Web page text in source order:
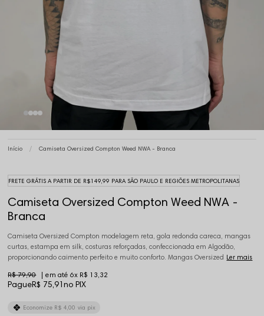
Início Camiseta Oversized Compton Weed NWA - Branca
FRETE GRÁTIS A PARTIR DE R$149,99 PARA SÃO PAULO E REGIÕES METROPOLITANAS
Camiseta Oversized Compton Weed NWA -
Branca
Camiseta Oversized Compton modelagem reta, gola redonda careca, mangas
curtas, estampa em silk, costuras reforçadas, confeccionada em Algodão,
proporcionando caimento perfeito e muito conforto. Mangas Oversized Ler mais
PagueR$ 75,91no PIX
R$ 79,90 6x R$ 13,32
Economize R$ 4,00 via pix